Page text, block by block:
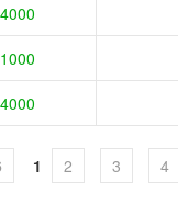
4000
1000
4000
1 2 3 4